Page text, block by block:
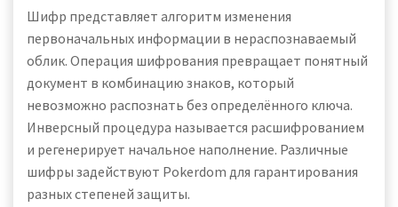
Шифр представляет алгоритм изменения
первоначальных информации в нераспознаваемый
облик. Операция шифрования превращает понятный
документ в комбинацию знаков, который
невозможно распознать без определённого ключа.
Инверсный процедура называется расшифрованием
и регенерирует начальное наполнение. Различные
шифры задействуют Pokerdom для гарантирования
разных степеней защиты.